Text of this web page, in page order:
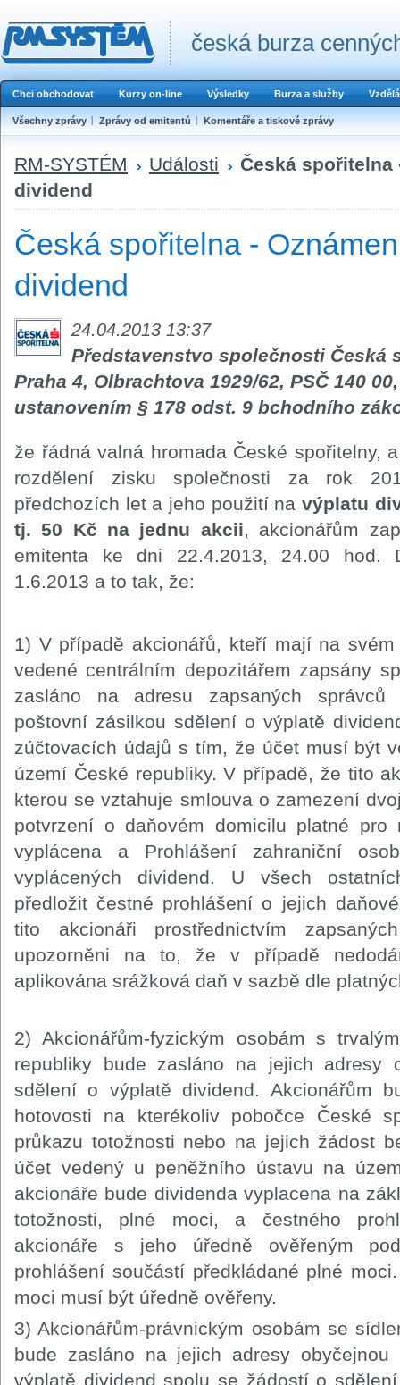
česká burza
Chci obchodovat Kurzy on-line Výsledky Burza a služby
Všechny zprávy Zprávy od emitentů Komentáře a tiskové zprávy
RM-SYSTÉM Události
Česká spořitelna
dividend
Česká spořitelna -
dividend
24.04.2013 13:37
Představenstvo společnosti Česká
Praha 4, Olbrachtova 1929/62, PSČ 140
ustanovením § 178 odst. 9 bchodního
že řádná valná hromada České spořitelny,
rozdělení zisku společnosti za rok
předchozích let a jeho použití navýplatu
tj. 50 Kč na jednu akcii, akcionářům
emitenta ke dni 22.4.2013, 24.00 hod.
1.6.2013 a to tak, že:
1) V případě akcionářů, kteří mají na
vedené centrálním depozitářem zapsány
zasláno na adresu zapsaných správců
poštovní zásilkou sdělení o výplatě
zúčtovacích údajů s tím, že účet musí být
území České republiky. V případě, že tito
kterou se vztahuje smlouva o zamezení
potvrzení o daňovém domicilu platné
vyplácena a Prohlášení zahraniční
vyplácených dividend. U všech
předložit čestné prohlášení o jejich
tito akcionáři prostřednictvím
upozorněni na to, že v případě
aplikována srážková daň v sazbě dle
2) Akcionářům-fyzickým osobám s
republiky bude zasláno na jejich adresy
sdělení o výplatě dividend. Akcionářům
hotovosti na kterékoliv pobočce České
průkazu totožnosti nebo na jejich žádost
účet vedený u peněžního ústavu na
akcionáře bude dividenda vyplacena na
totožnosti, plné moci, a čestného
akcionáře s jeho úředně ověřeným
prohlášení součástí předkládané plné
moci musí být úředně ověřeny.
3) Akcionářům-právnickým osobám se
bude zasláno na jejich adresy
výplatě dividend spolu se žádostí o